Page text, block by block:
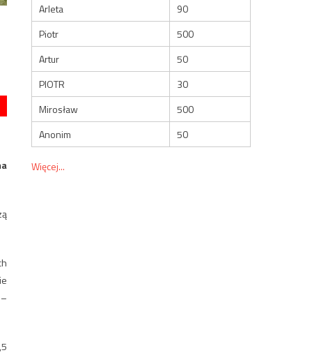
Arleta
90
Piotr
500
Artur
50
PIOTR
30
Mirosław
500
Anonim
50
Więcej...